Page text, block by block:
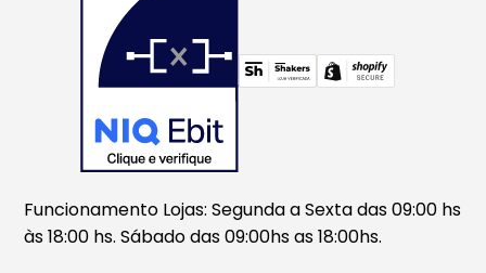
Funcionamento Lojas: Segunda a Sexta das 09:00 hs
às 18:00 hs. Sábado das 09:00hs as 18:00hs.